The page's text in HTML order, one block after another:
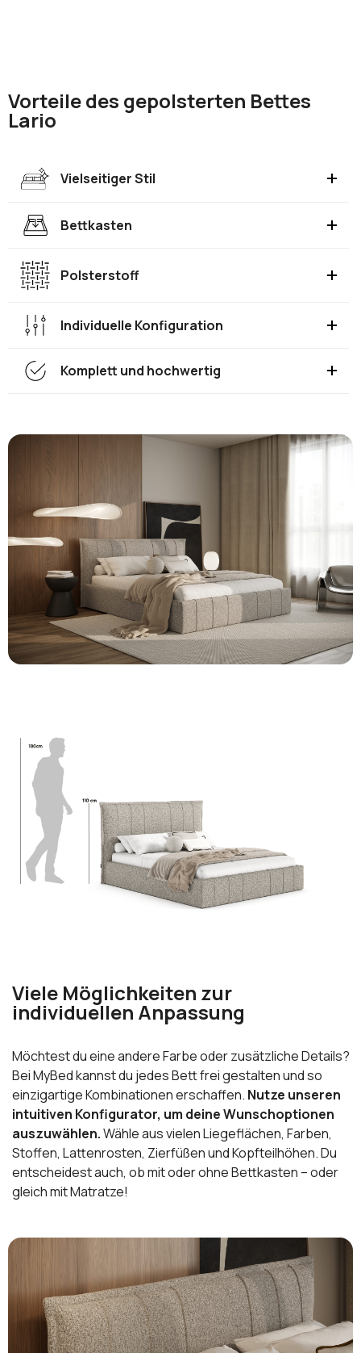
Vorteile des gepolsterten Bettes
Lario
Vielseitiger Stil
Bettkasten
Polsterstoff
Individuelle Konfiguration
Komplett und hochwertig
Viele Möglichkeiten zur
individuellen Anpassung
Möchtest du eine andere Farbe oder zusätzliche Details?
Bei MyBed kannst du jedes Bett frei gestalten und so
einzigartige Kombinationen erschaffen. Nutze unseren
intuitiven Konfigurator, um deine Wunschoptionen
auszuwählen.Wähle aus vielen Liegeflächen, Farben,
Stoffen, Lattenrosten, Zierfüßen und Kopfteilhöhen. Du
entscheidest auch, ob mit oder ohne Bettkasten – oder
gleich mit Matratze!